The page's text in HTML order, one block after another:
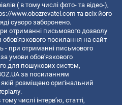
( в тому числі фото- та відео-),
www.obozrevatel.com та всіх його
суворо заборонено.
отриманні письмового дозволу
обов'язкового посилання на сайт
- при отриманні письмового
умови обов'язкового
для пошукових систем,
за посиланням
якій розміщено оригінальний
числі інтерв’ю, статті,